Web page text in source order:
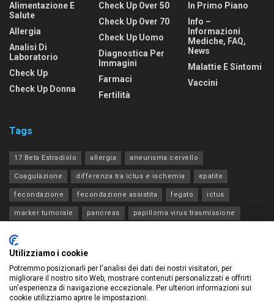
Alimentazione E
Salute
Allergia
Analisi Di
Laboratorio
Check Up
Check Up Donna
Check Up Over 50
Check Up Over 70
Check Up Uomo
Diagnostica Per
Immagini
Farmaci
Fertilità
In Primo Piano
Info –
Informazioni
Mediche, FAQ,
News
Malattie E Sintomi
Vaccini
Tags
17 Beta Estradiolo allergia aneurisma cervello
Coagulazione differenza tra ictus e ischemia epatite
fecondazione fecondazione assistita fegato ictus
marker tumorale pancreas papilloma virus trasmissione
transaminasi
Utilizziamo i cookie
Potremmo posizionarli per l'analisi dei dati dei nostri visitatori, per
migliorare il nostro sito Web, mostrare contenuti personalizzati e offrirti
un'esperienza di navigazione eccezionale. Per ulteriori informazioni sui
cookie utilizziamo aprire le impostazioni.